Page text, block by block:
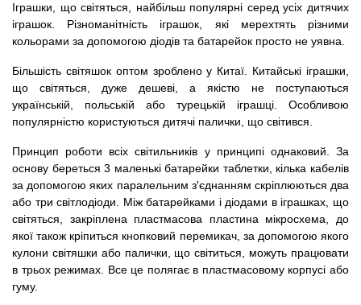
Іграшки, що світяться, найбільш популярні серед усіх дитячих
іграшок. Різноманітність іграшок, які мерехтять різними
кольорами за допомогою діодів та батарейок просто не уявна.
Більшість світяшок оптом зроблено у Китаї. Китайські іграшки,
що світяться, дуже дешеві, а якістю не поступаються
українській, польській або турецькій іграшці. Особливою
популярністю користуються дитячі палички, що світився.
Принцип роботи всіх світильників у принципі однаковий. За
основу береться 3 маленькі батарейки таблетки, кілька кабелів
за допомогою яких паралельним з'єднанням скріплюються два
або три світлодіоди. Між батарейками і діодами в іграшках, що
світяться, закріплена пластмасова пластина мікросхема, до
якої також кріпиться кнопковий перемикач, за допомогою якого
кулони світяшки або палички, що світиться, можуть працювати
в трьох режимах. Все це полягає в пластмасовому корпусі або
гуму.